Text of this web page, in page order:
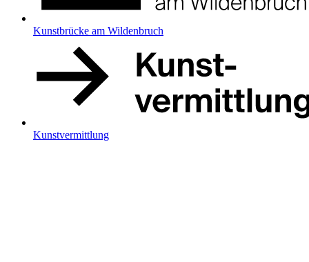
Kunstbrücke am Wildenbruch
Kunstvermittlung